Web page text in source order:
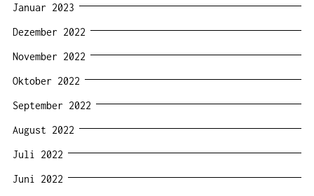
Januar 2023
Dezember 2022
November 2022
Oktober 2022
September 2022
August 2022
Juli 2022
Juni 2022